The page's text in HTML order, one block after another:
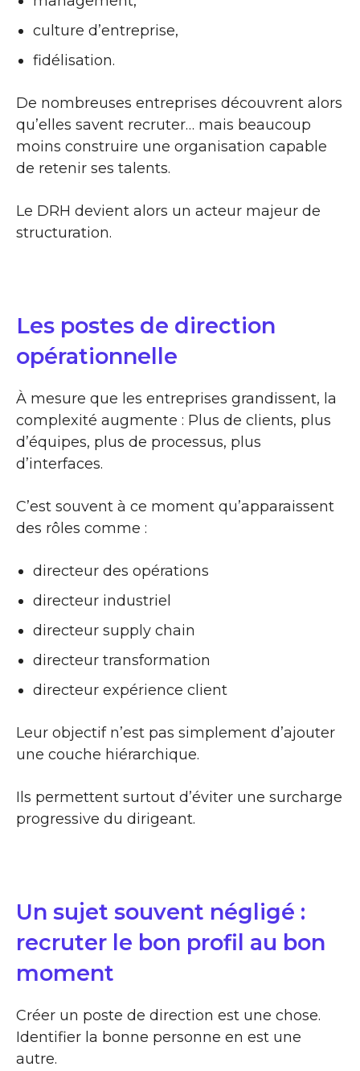
culture d’entreprise,
fidélisation.
De nombreuses entreprises découvrent alors
qu’elles savent recruter… mais beaucoup
moins construire une organisation capable
de retenir ses talents.
Le DRH devient alors un acteur majeur de
structuration.
Les postes de direction
opérationnelle
À mesure que les entreprises grandissent, la
complexité augmente : Plus de clients, plus
d’équipes, plus de processus, plus
d’interfaces.
C’est souvent à ce moment qu’apparaissent
des rôles comme :
directeur des opérations
directeur industriel
directeur supply chain
directeur transformation
directeur expérience client
Leur objectif n’est pas simplement d’ajouter
une couche hiérarchique.
Ils permettent surtout d’éviter une surcharge
progressive du dirigeant.
Un sujet souvent négligé :
recruter le bon profil au bon
moment
Créer un poste de direction est une chose.
Identifier la bonne personne en est une
autre.